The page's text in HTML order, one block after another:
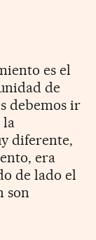
es el
de
debemos ir
la
diferente,
era
de lado el
son